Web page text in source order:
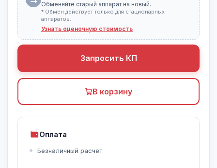
Обменяйте старый аппарат на новый.
* Обмен действует только для стационарных
аппаратов.
Узнать оценочную стоимость
Запросить КП
В корзину
Оплата
Безналичный расчет